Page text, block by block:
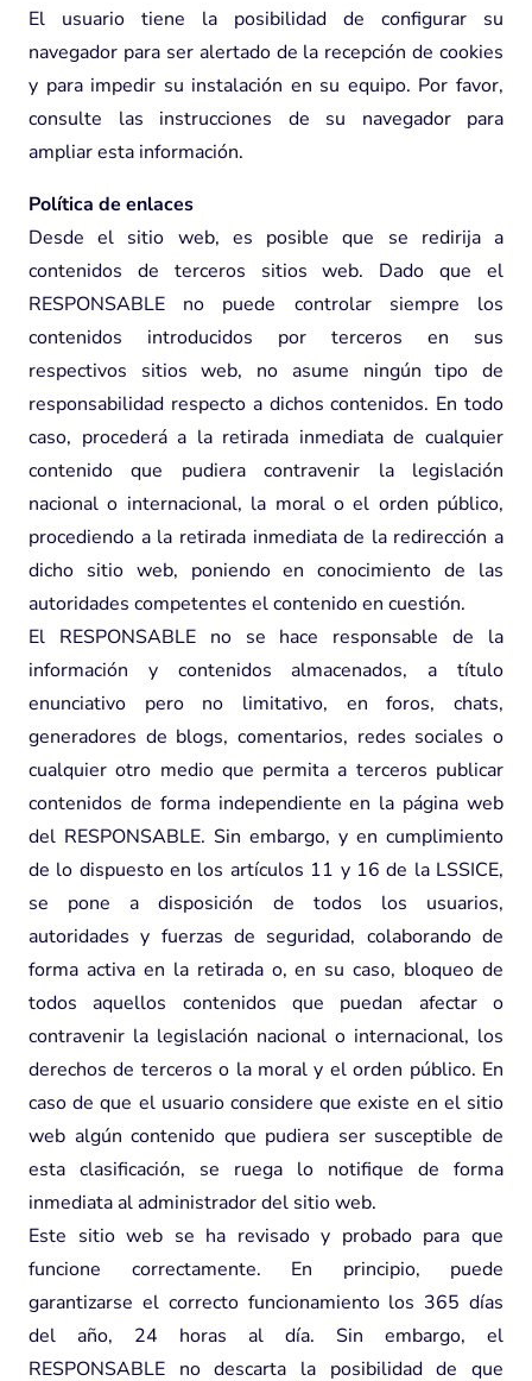
El usuario tiene la posibilidad de configurar su
navegador para ser alertado de la recepción de cookies
y para impedir su instalación en su equipo. Por favor,
consulte las instrucciones de su navegador para
ampliar esta información.
Política de enlaces
Desde el sitio web, es posible que se redirija a
contenidos de terceros sitios web. Dado que el
RESPONSABLE no puede controlar siempre los
contenidos introducidos por terceros en sus
respectivos sitios web, no asume ningún tipo de
responsabilidad respecto a dichos contenidos. En todo
caso, procederá a la retirada inmediata de cualquier
contenido que pudiera contravenir la legislación
nacional o internacional, la moral o el orden público,
procediendo a la retirada inmediata de la redirección a
dicho sitio web, poniendo en conocimiento de las
autoridades competentes el contenido en cuestión.
El RESPONSABLE no se hace responsable de la
información y contenidos almacenados, a título
enunciativo pero no limitativo, en foros, chats,
generadores de blogs, comentarios, redes sociales o
cualquier otro medio que permita a terceros publicar
contenidos de forma independiente en la página web
del RESPONSABLE. Sin embargo, y en cumplimiento
de lo dispuesto en los artículos 11 y 16 de la LSSICE,
se pone a disposición de todos los usuarios,
autoridades y fuerzas de seguridad, colaborando de
forma activa en la retirada o, en su caso, bloqueo de
todos aquellos contenidos que puedan afectar o
contravenir la legislación nacional o internacional, los
derechos de terceros o la moral y el orden público. En
caso de que el usuario considere que existe en el sitio
web algún contenido que pudiera ser susceptible de
esta clasificación, se ruega lo notifique de forma
inmediata al administrador del sitio web.
Este sitio web se ha revisado y probado para que
funcione correctamente. En principio, puede
garantizarse el correcto funcionamiento los 365 días
del año, 24 horas al día. Sin embargo, el
RESPONSABLE no descarta la posibilidad de que